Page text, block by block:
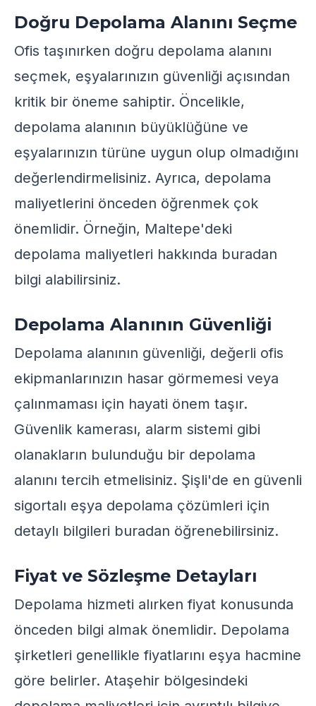
Doğru Depolama Alanını Seçme
Ofis taşınırken doğru depolama alanını
seçmek, eşyalarınızın güvenliği açısından
kritik bir öneme sahiptir. Öncelikle,
depolama alanının büyüklüğüne ve
eşyalarınızın türüne uygun olup olmadığını
değerlendirmelisiniz. Ayrıca, depolama
maliyetlerini önceden öğrenmek çok
önemlidir. Örneğin, Maltepe'deki
depolama maliyetleri hakkında buradan
bilgi alabilirsiniz.
Depolama Alanının Güvenliği
Depolama alanının güvenliği, değerli ofis
ekipmanlarınızın hasar görmemesi veya
çalınmaması için hayati önem taşır.
Güvenlik kamerası, alarm sistemi gibi
olanakların bulunduğu bir depolama
alanını tercih etmelisiniz. Şişli'de en güvenli
sigortalı eşya depolama çözümleri için
detaylı bilgileri buradan öğrenebilirsiniz.
Fiyat ve Sözleşme Detayları
Depolama hizmeti alırken fiyat konusunda
önceden bilgi almak önemlidir. Depolama
şirketleri genellikle fiyatlarını eşya hacmine
göre belirler. Ataşehir bölgesindeki